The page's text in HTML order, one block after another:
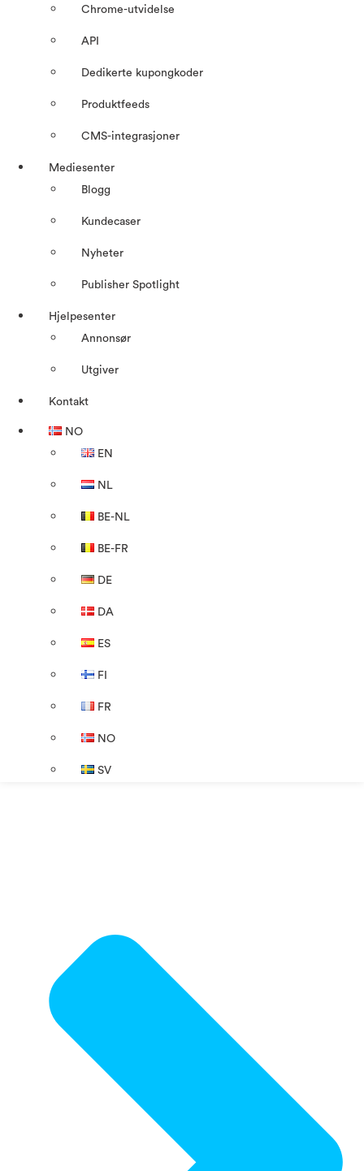
Chrome-utvidelse
API
Dedikerte kupongkoder
Produktfeeds
CMS-integrasjoner
Mediesenter
Blogg
Kundecaser
Nyheter
Publisher Spotlight
Hjelpesenter
Annonsør
Utgiver
Kontakt
NO
EN
NL
BE-NL
BE-FR
DE
DA
ES
FI
FR
NO
SV